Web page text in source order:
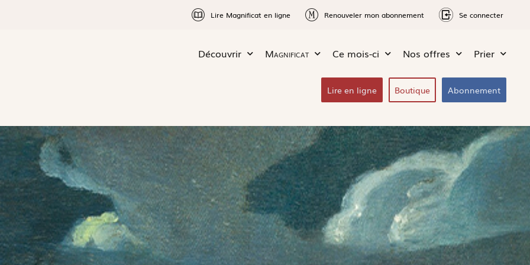
Lire Magnificat en ligne Renouveler mon abonnement Se connecter
Découvrir Magnificat Ce mois-ci Nos offres Prier
Lire en ligne Boutique Abonnement